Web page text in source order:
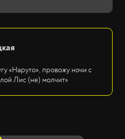
«Наруто», провожу ночи с
Лис (не) молчит»